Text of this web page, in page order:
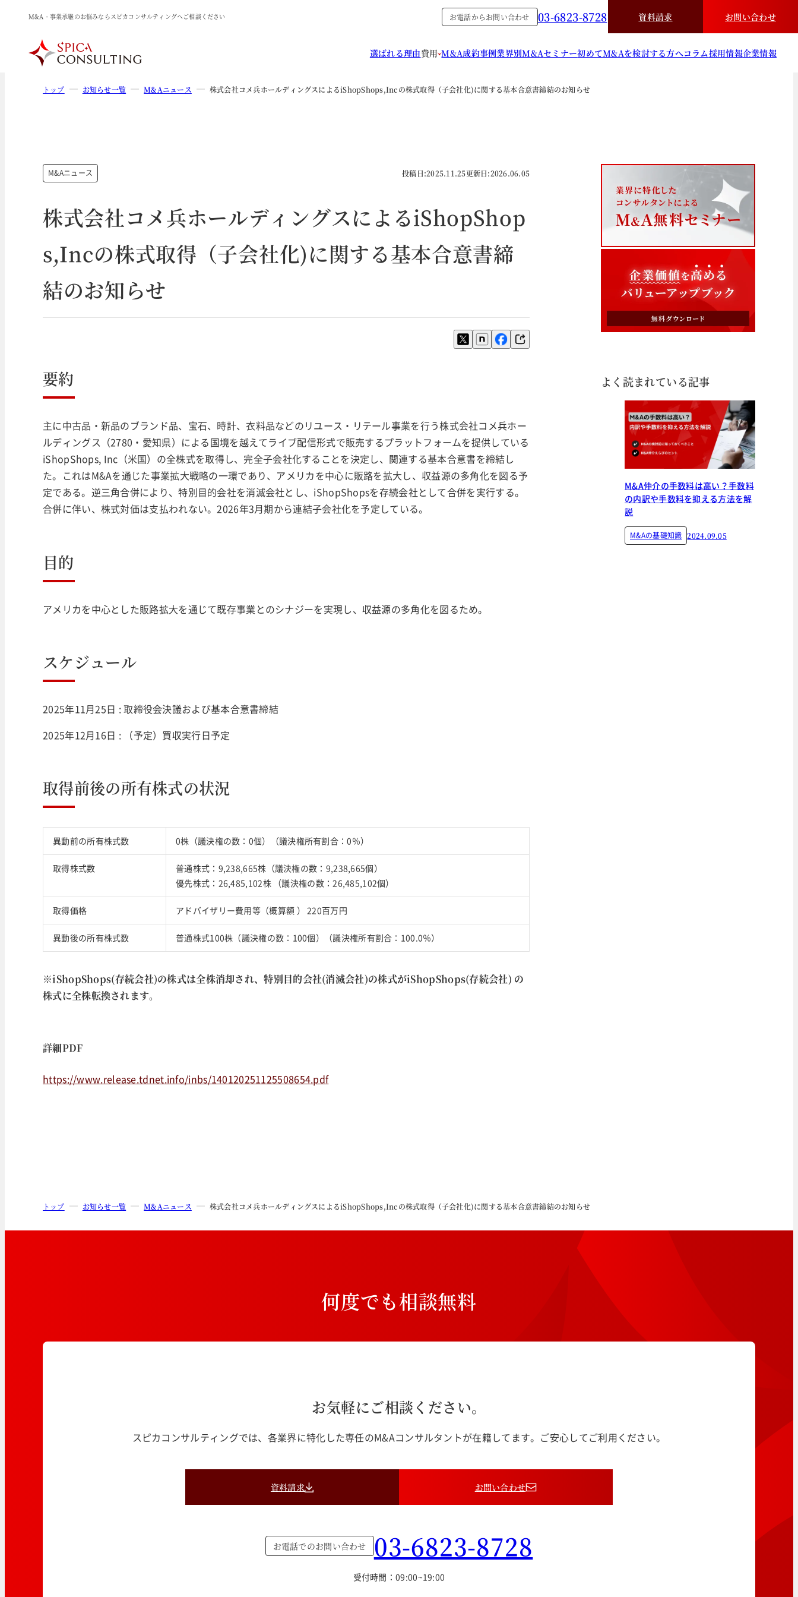
M&A・事業承継のお悩みならスピカコンサルティングへご相談ください お電話からお問い合わせ 03-6823-8728 資料請求 お問い合わせ
選ばれる理由費用 M&A成約事例業界別M&Aセミナー初めてM&Aを検討する方へコラム採用情報企業情報
トップ お知らせ一覧 M&Aニュース 株式会社コメ兵ホールディングスによるiShopShops,Incの株式取得（子会社化)に関する基本合意書締結のお知らせ
M&Aニュース 投稿日:2025.11.25更新日:2026.06.05
株式会社コメ兵ホールディングスによるiShopShop
s,Incの株式取得（子会社化)に関する基本合意書締
結のお知らせ
要約
主に中古品・新品のブランド品、宝石、時計、衣料品などのリユース・リテール事業を行う株式会社コメ兵ホー
ルディングス（2780・愛知県）による国境を越えてライブ配信形式で販売するプラットフォームを提供している
iShopShops, Inc（米国）の全株式を取得し、完全子会社化することを決定し、関連する基本合意書を締結し
た。これはM&Aを通じた事業拡大戦略の一環であり、アメリカを中心に販路を拡大し、収益源の多角化を図る予
定である。逆三角合併により、特別目的会社を消滅会社とし、iShopShopsを存続会社として合併を実行する。
合併に伴い、株式対価は支払われない。2026年3月期から連結子会社化を予定している。
目的
アメリカを中心とした販路拡大を通じて既存事業とのシナジーを実現し、収益源の多角化を図るため。
スケジュール
2025年11月25日 : 取締役会決議および基本合意書締結
2025年12月16日 : （予定）買収実行日予定
取得前後の所有株式の状況
異動前の所有株式数 0株（議決権の数：0個）（議決権所有割合：0％）
取得株式数
普通株式：9,238,665株（議決権の数：9,238,665個）
優先株式：26,485,102株 （議決権の数：26,485,102個）
取得価格 アドバイザリー費用等（概算額 ） 220百万円
異動後の所有株式数 普通株式100株（議決権の数：100個）（議決権所有割合：100.0％）
※iShopShops(存続会社)の株式は全株消却され、特別目的会社(消滅会社)の株式がiShopShops(存続会社) の
株式に全株転換されます。
詳細PDF
https://www.release.tdnet.info/inbs/140120251125508654.pdf
よく読まれている記事
M&A仲介の手数料は高い？手数料
の内訳や手数料を抑える方法を解
説
M&Aの基礎知識 2024.09.05
トップ お知らせ一覧 M&Aニュース 株式会社コメ兵ホールディングスによるiShopShops,Incの株式取得（子会社化)に関する基本合意書締結のお知らせ
何度でも相談無料
お気軽にご相談ください。
スピカコンサルティングでは、各業界に特化した専任のM&Aコンサルタントが在籍してます。ご安心してご利用ください。
資料請求 お問い合わせ
お電話でのお問い合わせ 03-6823-8728
受付時間：09:00~19:00